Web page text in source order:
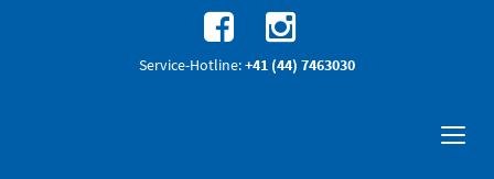
Service-Hotline:+41 (44) 7463030